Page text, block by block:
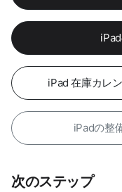
iPad 在庫カレ
iPadの整
次のステップ